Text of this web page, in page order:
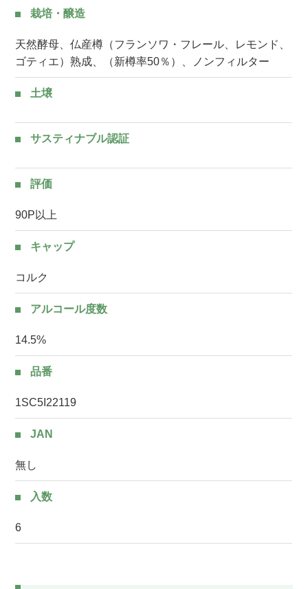
栽培・醸造
天然酵母、仏産樽（フランソワ・フレール、レモンド、
ゴティエ）熟成、（新樽率50％）、ノンフィルター
土壌
サスティナブル認証
評価
90P以上
キャップ
コルク
アルコール度数
14.5%
品番
1SC5I22119
JAN
無し
入数
6